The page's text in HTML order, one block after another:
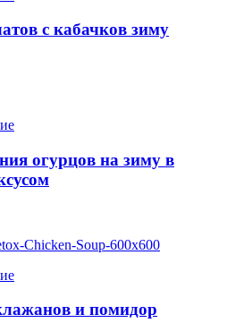
с кабачков зиму
огурцов на зиму в
и помидор